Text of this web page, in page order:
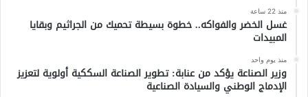
منذ 22 ساعة
غسل الخضر والفواكه.. خطوة بسيطة تحميك من الجراثيم وبقايا
المبيدات
منذ يوم واحد
وزير الصناعة يؤكد من عنابة: تطوير الصناعة السككية أولوية لتعزيز
الإدماج الوطني والسيادة الصناعية